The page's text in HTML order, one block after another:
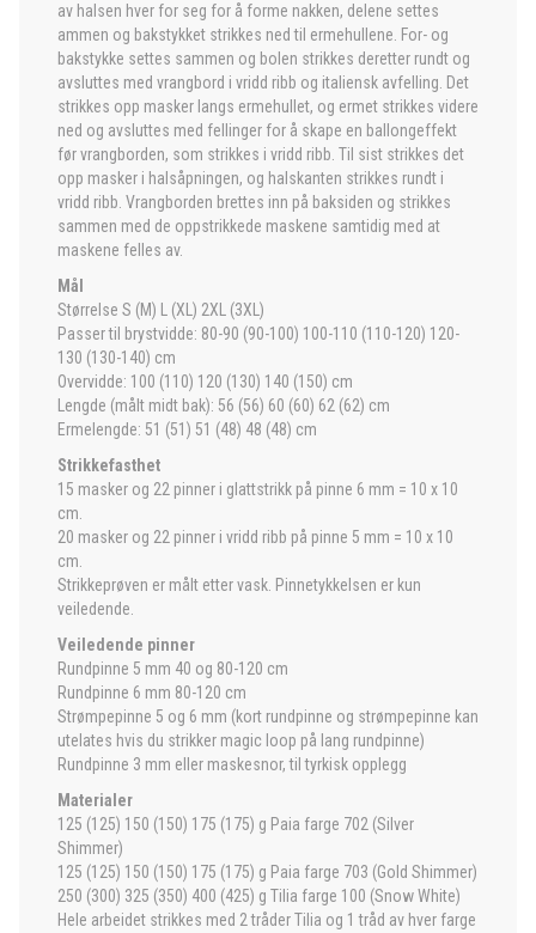
av halsen hver for seg for å forme nakken, delene settes
ammen og bakstykket strikkes ned til ermehullene. For- og
bakstykke settes sammen og bolen strikkes deretter rundt og
avsluttes med vrangbord i vridd ribb og italiensk avfelling. Det
strikkes opp masker langs ermehullet, og ermet strikkes videre
ned og avsluttes med fellinger for å skape en ballongeffekt
før vrangborden, som strikkes i vridd ribb. Til sist strikkes det
opp masker i halsåpningen, og halskanten strikkes rundt i
vridd ribb. Vrangborden brettes inn på baksiden og strikkes
sammen med de oppstrikkede maskene samtidig med at
maskene felles av.
Mål
Størrelse S (M) L (XL) 2XL (3XL)
Passer til brystvidde: 80-90 (90-100) 100-110 (110-120) 120-
130 (130-140) cm
Overvidde: 100 (110) 120 (130) 140 (150) cm
Lengde (målt midt bak): 56 (56) 60 (60) 62 (62) cm
Ermelengde: 51 (51) 51 (48) 48 (48) cm
Strikkefasthet
15 masker og 22 pinner i glattstrikk på pinne 6 mm = 10 x 10
cm.
20 masker og 22 pinner i vridd ribb på pinne 5 mm = 10 x 10
cm.
Strikkeprøven er målt etter vask. Pinnetykkelsen er kun
veiledende.
Veiledende pinner
Rundpinne 5 mm 40 og 80-120 cm
Rundpinne 6 mm 80-120 cm
Strømpepinne 5 og 6 mm (kort rundpinne og strømpepinne kan
utelates hvis du strikker magic loop på lang rundpinne)
Rundpinne 3 mm eller maskesnor, til tyrkisk opplegg
Materialer
125 (125) 150 (150) 175 (175) g Paia farge 702 (Silver
Shimmer)
125 (125) 150 (150) 175 (175) g Paia farge 703 (Gold Shimmer)
250 (300) 325 (350) 400 (425) g Tilia farge 100 (Snow White)
Hele arbeidet strikkes med 2 tråder Tilia og 1 tråd av hver farge